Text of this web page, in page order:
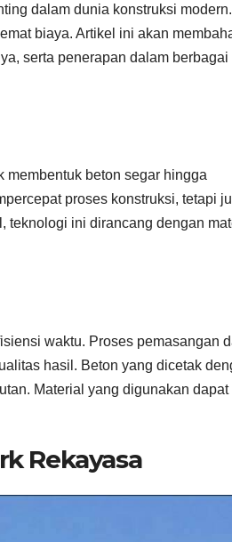
dalam dunia konstruksi modern.
biaya. Artikel ini akan
serta penerapan dalam berbagai
membentuk beton segar hingga
proses konstruksi, tetapi
teknologi ini dirancang dengan
waktu. Proses pemasangan
hasil. Beton yang dicetak
Material yang digunakan dapat
Rekayasa